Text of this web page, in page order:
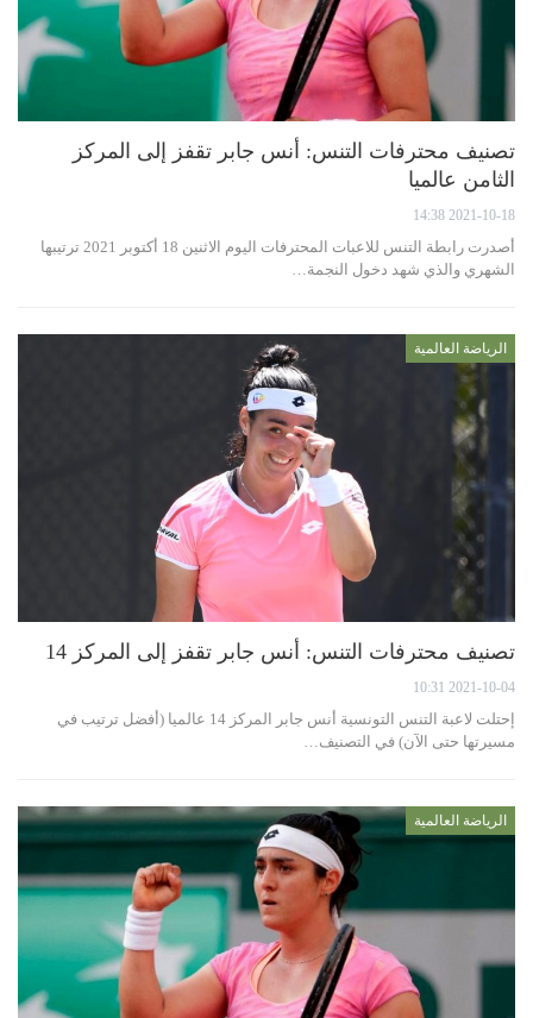
تصنيف محترفات التنس: أنس جابر تقفز إلى المركز
الثامن عالميا
2021-10-18 14:38
أصدرت رابطة التنس للاعبات المحترفات اليوم الاثنين 18 أكتوبر 2021 ترتيبها
الشهري والذي شهد دخول النجمة…
الرياضة العالمية
تصنيف محترفات التنس: أنس جابر تقفز إلى المركز 14
2021-10-04 10:31
إحتلت لاعبة التنس التونسية أنس جابر المركز 14 عالميا (أفضل ترتيب في
مسيرتها حتى الآن) في التصنيف…
الرياضة العالمية